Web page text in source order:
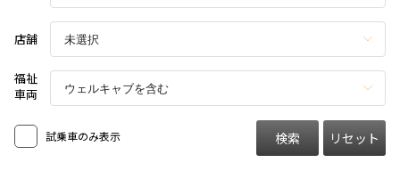
店舗
福祉
車両
試乗車のみ表示 検索 リセット